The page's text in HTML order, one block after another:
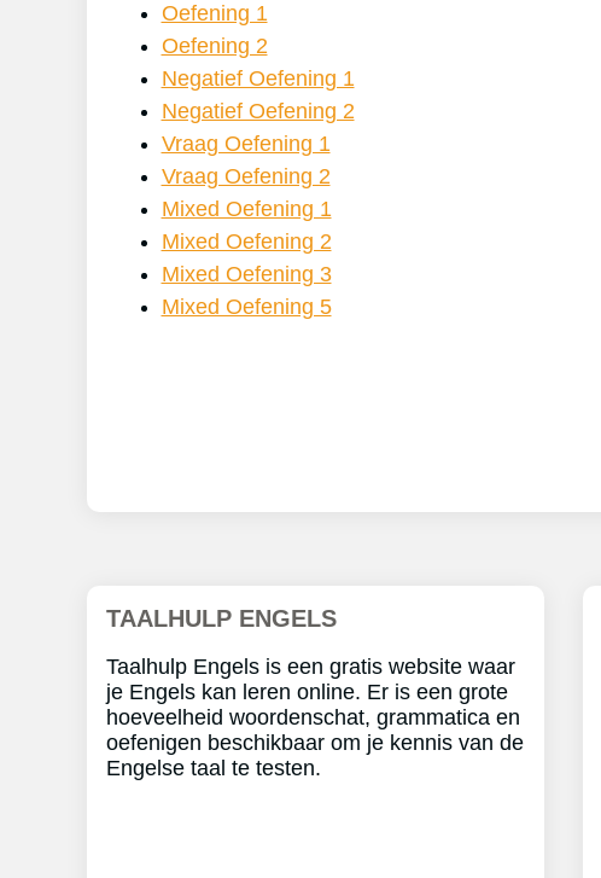
Oefening 1
Oefening 2
Negatief Oefening 1
Negatief Oefening 2
Vraag Oefening 1
Vraag Oefening 2
Mixed Oefening 1
Mixed Oefening 2
Mixed Oefening 3
Mixed Oefening 5
TAALHULP ENGELS
Taalhulp Engels is een gratis website waar
je Engels kan leren online. Er is een grote
hoeveelheid woordenschat, grammatica en
oefenigen beschikbaar om je kennis van de
Engelse taal te testen.